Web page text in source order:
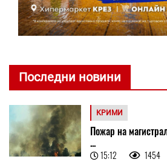
Последни новини
КРИМИ
Пожар на
...
15:12 1454